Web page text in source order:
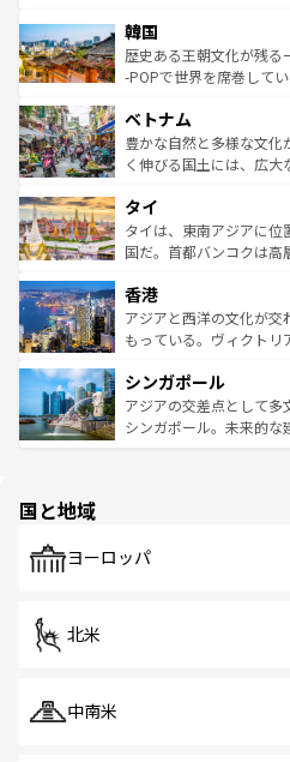
はコンテンツ一覧
いる。アクティビティも
ビング、ハイキングなど
い。オーストラリアの多
参照してほしい。
ン）、静ひつな山岳地帯
と山間の静けさが共存し
驚きをもたらしてくれる
容にもいいと評判のスイ
が味わえる。 な
照してほしい。
韓国
歴史ある王朝文化が残る
-POPで世界を席巻して
き、地方に足を延ばせば
できる。そして、キムチ
まで、さまざまな韓国料
リティに包まれながら、
わって
覧を参照してほしい。
ベトナム
豊かな自然と多様な文
く伸びる国土には、広大
急速な発展と共に伝統が
ーチミン市のフランス統
醸し出している。また、
とつ。フォーやバインミ
ひ現地で味わいたい。ど
が旅行者を迎えてくれる
参照してほしい。
タイ
タイは、東南アジアに位
国だ。首都バンコクは高
の活気が交差している。
帯で自然と触れ合い、南
いビーチでリゾート気分
激する。気候は一年中温
が待っている。親しみや
た文化、そして多様な観
香港
アジアと西洋の文化が交
もっている。ヴィクトリ
み、どこを訪れても感動
ており、効率よく見どこ
うな絶景から文化的な体
シンガポール
アジアの交差点として多
シンガポール。未来的な
で、ホーカーズは地元の
国と地域
ヨーロッパ
北米
中南米